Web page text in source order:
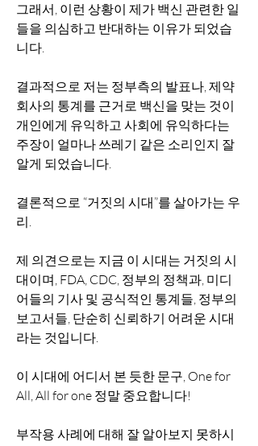
그래서, 이런 상황이 제가 백신 관련한 일
들을 의심하고 반대하는 이유가 되었습
니다.
결과적으로 저는 정부측의 발표나, 제약
회사의 통계를 근거로 백신을 맞는 것이
개인에게 유익하고 사회에 유익하다는
주장이 얼마나 쓰레기 같은 소리인지 잘
알게 되었습니다.
결론적으로 “거짓의 시대”를 살아가는 우
리.
제 의견으로는 지금 이 시대는 거짓의 시
대이며, FDA, CDC, 정부의 정책과, 미디
어들의 기사 및 공식적인 통계들, 정부의
보고서들, 단순히 신뢰하기 어려운 시대
라는 것입니다.
이 시대에 어디서 본 듯한 문구, One for
All, All for one 정말 중요합니다!
부작용 사례에 대해 잘 알아보지 못하시